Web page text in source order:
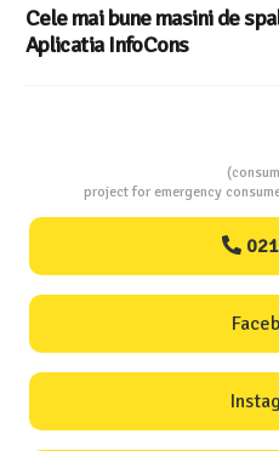
Cele mai bune masini de
Aplicatia InfoCons
project for emergency